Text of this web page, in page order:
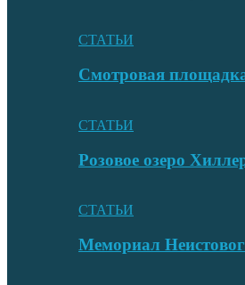
СТАТЬИ
Смотровая
СТАТЬИ
Розовое озеро
СТАТЬИ
Мемориал